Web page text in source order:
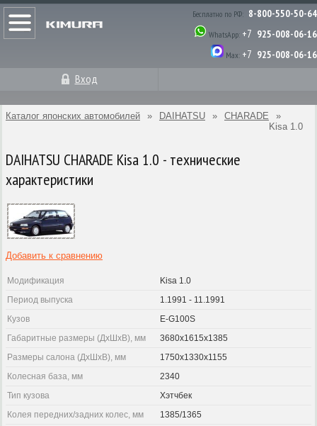
Бесплатно по РФ: 8-800-550-50-64
WhatsApp: +7 925-008-06-16
Max: +7 925-008-06-16
Вход
Каталог японских автомобилей » DAIHATSU » CHARADE
»
Kisa 1.0
DAIHATSU CHARADE Kisa 1.0 - технические
характеристики
Добавить к сравнению
Модификация
Kisa 1.0
Период выпуска
1.1991 - 11.1991
Кузов
E-G100S
Габаритные размеры (ДхШхВ), мм
3680x1615x1385
Размеры салона (ДхШхВ), мм
1750x1330x1155
Колесная база, мм
2340
Тип кузова
Хэтчбек
Колея передних/задних колес, мм
1385/1365